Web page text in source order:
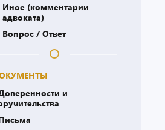
Иное (комментарии
адвоката)
Вопрос / Ответ
и